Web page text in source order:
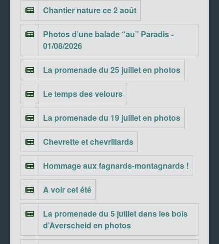
Chantier nature ce 2 août
Photos d’une balade “au” Paradis -
01/08/2026
La promenade du 25 juillet en photos
Le temps des velours
La promenade du 19 juillet en photos
Chevrette et chevrillards
Hommage aux fagnards-montagnards !
A voir cet été
La promenade du 5 juillet dans les bois
d’Averscheid en photos